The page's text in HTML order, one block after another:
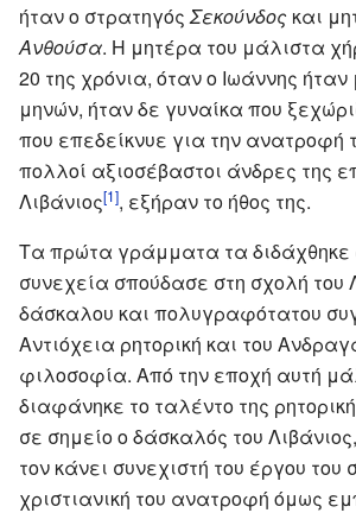
ήταν ο στρατηγός Σεκούνδος και
Ανθούσα. Η μητέρα του μάλιστα
20 της χρόνια, όταν ο Ιωάννης
μηνών, ήταν δε γυναίκα που
που επεδείκνυε για την ανατροφή
πολλοί αξιοσέβαστοι άνδρες της
Λιβάνιος[1], εξήραν το ήθος της.
Τα πρώτα γράμματα τα διδάχθηκε
συνεχεία σπούδασε στη σχολή του
δάσκαλου και πολυγραφότατου
Αντιόχεια ρητορική και του
φιλοσοφία. Από την εποχή αυτή
διαφάνηκε το ταλέντο της
σε σημείο ο δάσκαλός του
τον κάνει συνεχιστή του έργου του
χριστιανική του ανατροφή όμως